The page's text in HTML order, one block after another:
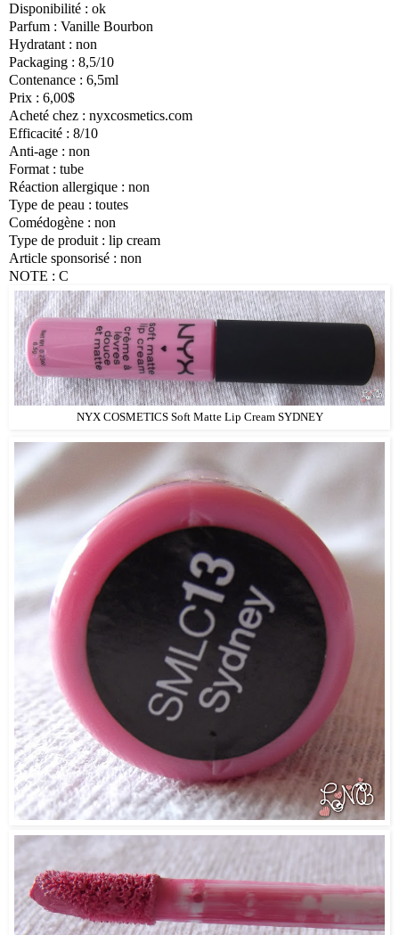
Disponibilité : ok
Parfum : Vanille Bourbon
Hydratant : non
Packaging : 8,5/10
Contenance : 6,5ml
Prix : 6,00$
Acheté chez : nyxcosmetics.com
Efficacité : 8/10
Anti-age : non
Format : tube
Réaction allergique : non
Type de peau : toutes
Comédogène : non
Type de produit : lip cream
Article sponsorisé : non
NOTE : C
NYX COSMETICS Soft Matte Lip Cream SYDNEY